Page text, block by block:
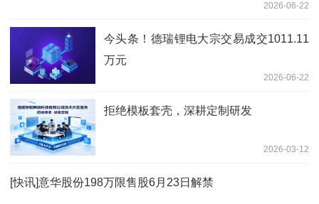
2026-06-22
今头条！德瑞锂电大宗交易成交1011.11
万元
2026-06-22
拒绝模板套壳，深耕定制研发
2026-03-12
[快讯]意华股份198万限售股6月23日解禁